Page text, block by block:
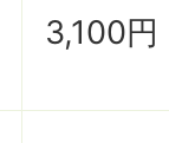
3,100円